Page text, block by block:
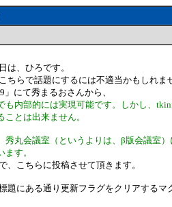
は、ひろです。
ちらで話題にするには不適当かもしれま
」にて秀まるおさんから、
内部的には実現可能です。しかし、
ことは出来ません。
丸会議室（というよりは、β版会議室）
す。
、こちらに投稿させて頂きます。
題にある通り更新フラグをクリアするマ